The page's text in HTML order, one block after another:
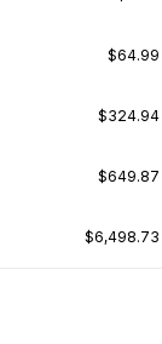
$64.99
$324.94
$649.87
$6,498.73